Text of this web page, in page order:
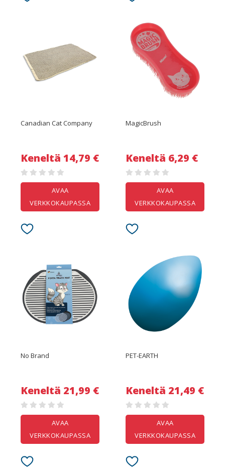
Canadian Cat Company
Keneltä 14,79 €
AVAA
VERKKOKAUPASSA
MagicBrush
Keneltä 6,29 €
AVAA
VERKKOKAUPASSA
No Brand
Keneltä 21,99 €
AVAA
VERKKOKAUPASSA
PET-EARTH
Keneltä 21,49 €
AVAA
VERKKOKAUPASSA